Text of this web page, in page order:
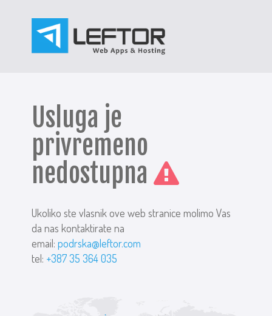
Usluga je
privremeno
nedostupna
Ukoliko ste vlasnik ove web stranice molimo Vas
da nas kontaktirate na
email:podrska@leftor.com
tel: +387 35 364 035